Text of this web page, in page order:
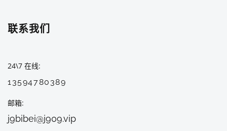
联系我们
24\7 在线
13594780389
邮箱
j9bibei@j909.vip